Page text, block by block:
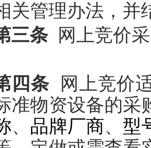
关管理办法，并
三条 网上竞价
四条
网上竞价
准物资设备的采
、 品牌厂商、型